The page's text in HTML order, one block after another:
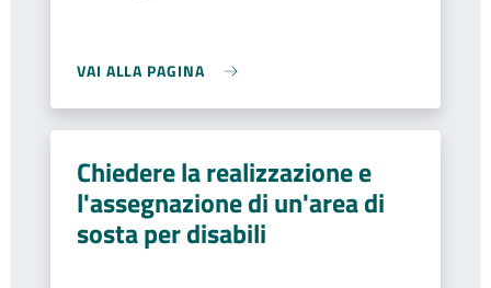
VAI ALLA PAGINA
Chiedere la realizzazione e
l'assegnazione di un'area di
sosta per disabili